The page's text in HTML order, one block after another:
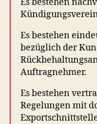
Es bestehen
bezüglich der
Auftragnehmer.
Es bestehen
Regelungen mit